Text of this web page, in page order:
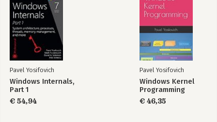
Pavel Yosifovich
Windows Internals,
Part 1
€ 54,94
Pavel Yosifovich
Windows Kernel
Programming
€ 46,35